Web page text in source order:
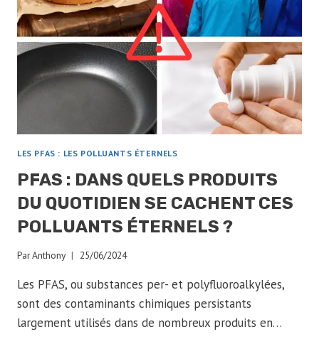
PFAS
LES PFAS : LES POLLUANTS ÉTERNELS
PFAS : DANS QUELS PRODUITS
DU QUOTIDIEN SE CACHENT CES
POLLUANTS ÉTERNELS ?
ParAnthony 25/06/2024
Les PFAS, ou substances per- et polyfluoroalkylées,
sont des contaminants chimiques persistants
largement utilisés dans de nombreux produits en…